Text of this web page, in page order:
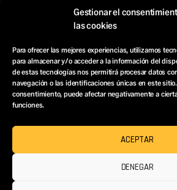
Gestionar el
las cookies
Para ofrecer las mejores experiencias, utilizamos
para almacenar y/o acceder a la información del
de estas tecnologías nos permitirá procesar datos
navegación o las identificaciones únicas en este
consentimiento, puede afectar negativamente a
funciones.
ACEPTAR
DENEGAR
COSMOFIT
Copyright © 2025
All rights reserved